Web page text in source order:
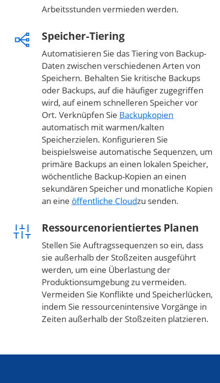
Arbeitsstunden vermieden werden.
Speicher-Tiering
Automatisieren Sie das Tiering von Backup-
Daten zwischen verschiedenen Arten von
Speichern. Behalten Sie kritische Backups
oder Backups, auf die häufiger zugegriffen
wird, auf einem schnelleren Speicher vor
Ort. Verknüpfen Sie Backupkopien
automatisch mit warmen/kalten
Speicherzielen. Konfigurieren Sie
beispielsweise automatische Sequenzen, um
primäre Backups an einen lokalen Speicher,
wöchentliche Backup-Kopien an einen
sekundären Speicher und monatliche Kopien
an eine öffentliche Cloudzu senden.
Ressourcenorientiertes Planen
Stellen Sie Auftragssequenzen so ein, dass
sie außerhalb der Stoßzeiten ausgeführt
werden, um eine Überlastung der
Produktionsumgebung zu vermeiden.
Vermeiden Sie Konflikte und Speicherlücken,
indem Sie ressourcenintensive Vorgänge in
Zeiten außerhalb der Stoßzeiten platzieren.